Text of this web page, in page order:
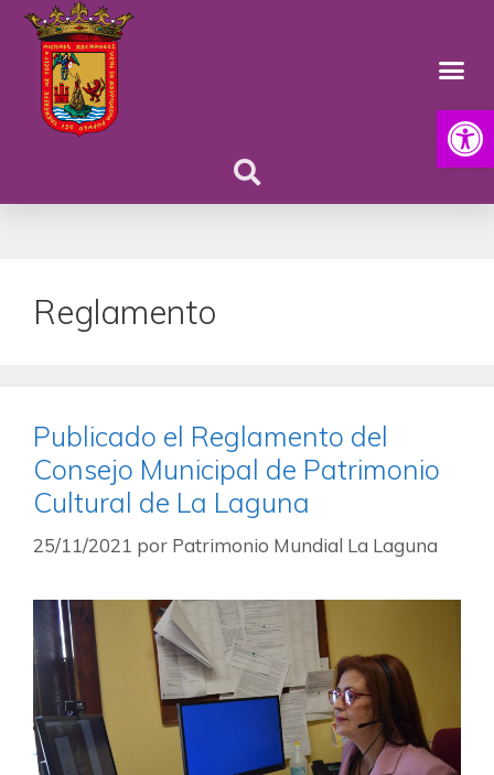
Abrir
Reglamento
Publicado el Reglamento del
Consejo Municipal de Patrimonio
Cultural de La Laguna
25/11/2021 por Patrimonio Mundial La Laguna